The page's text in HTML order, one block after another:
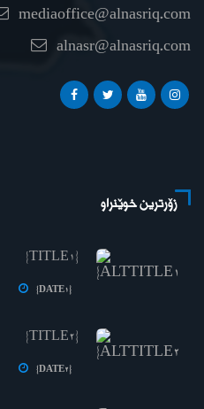
mediaoffice@alnasriq.com
alnasr@alnasriq.com
زۆرترین خوێنراو
{TITLE1}
{DATE1}
{TITLE2}
{DATE2}